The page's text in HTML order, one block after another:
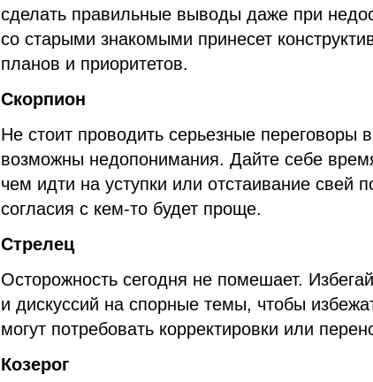
сделать правильные выводы даже при
со старыми знакомыми принесет
планов и приоритетов.
Скорпион
Не стоит проводить серьезные переговоры
возможны недопонимания. Дайте себе
чем идти на уступки или отстаивание свей
согласия с кем-то будет проще.
Стрелец
Осторожность сегодня не помешает.
и дискуссий на спорные темы, чтобы
могут потребовать корректировки или
Козерог